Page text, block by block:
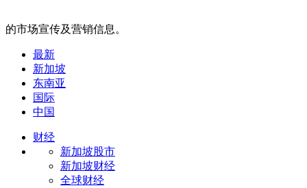
的市场宣传及营销信息。
最新
新加坡
东南亚
国际
中国
财经
新加坡股市
新加坡财经
全球财经